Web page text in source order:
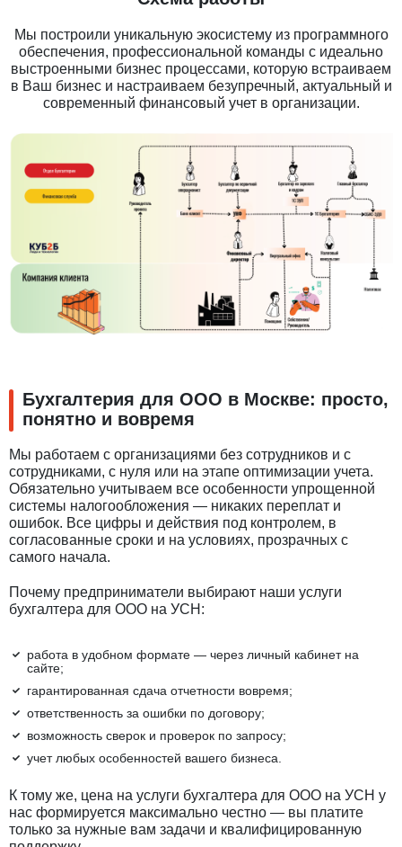
Мы построили уникальную экосистему из программного
обеспечения, профессиональной команды с идеально
выстроенными бизнес процессами, которую встраиваем
в Ваш бизнес и настраиваем безупречный, актуальный и
современный финансовый учет в организации.
Бухгалтерия для ООО в Москве: просто,
понятно и вовремя
Мы работаем с организациями без сотрудников и с
сотрудниками, с нуля или на этапе оптимизации учета.
Обязательно учитываем все особенности упрощенной
системы налогообложения — никаких переплат и
ошибок. Все цифры и действия под контролем, в
согласованные сроки и на условиях, прозрачных с
самого начала.
Почему предприниматели выбирают наши услуги
бухгалтера для ООО на УСН:
работа в удобном формате — через личный кабинет на
сайте;
гарантированная сдача отчетности вовремя;
ответственность за ошибки по договору;
возможность сверок и проверок по запросу;
учет любых особенностей вашего бизнеса.
К тому же, цена на услуги бухгалтера для ООО на УСН у
нас формируется максимально честно — вы платите
только за нужные вам задачи и квалифицированную